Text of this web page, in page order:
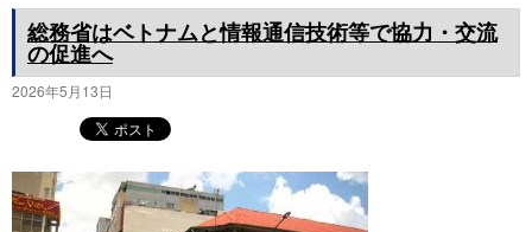
ツ
へ
ッ
総務省はベトナムと情報通信技術等で協力・交流
の促進へ
2026年5月13日